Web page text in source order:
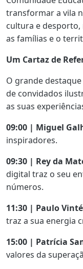
transformar a vila
cultura e desporto,
as famílias e o
Um Cartaz de
O grande
de convidados
as suas
09:00 | Miguel
inspiradores.
09:30 | Rey da
digital traz o seu
números.
11:30 | Paulo
traz a sua energia
15:00 | Patrícia
valores da